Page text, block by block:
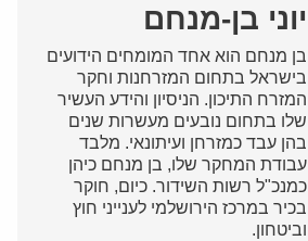
יוני בן-מנחם
בן מנחם הוא אחד המומחים הידועים
בישראל בתחום המזרחנות וחקר
המזרח התיכון. הניסיון והידע העשיר
שלו בתחום נובעים מעשרות שנים
בהן עבד כמזרחן ועיתונאי. מלבד
עבודת המחקר שלו, בן מנחם כיהן
כמנכ"ל רשות השידור. כיום, חוקר
בכיר במרכז הירושלמי לענייני חוץ
וביטחון.